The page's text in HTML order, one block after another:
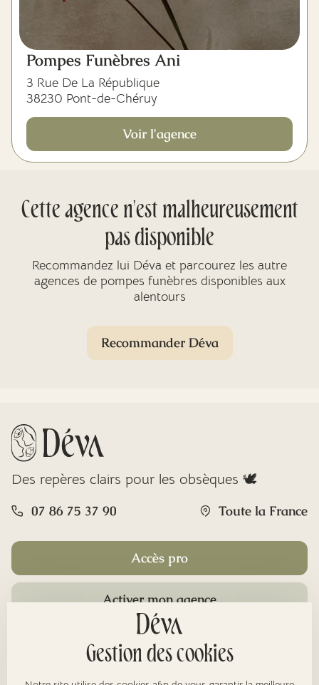
Pompes Funèbres Ani
3 Rue De La République
38230 Pont-de-Chéruy
Voir l'agence
Cette agence n'est malheureusement
pas disponible
Recommandez lui Déva et parcourez les autre
agences de pompes funèbres disponibles aux
alentours
Recommander Déva
Des repères clairs pour les obsèques 🕊️
07 86 75 37 90 Toute la France
Accès pro
Activer mon agence
Gestion des cookies